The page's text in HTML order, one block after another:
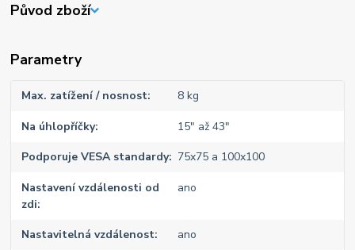
Původ zboží
Parametry
Max. zatížení / nosnost 8 kg
Na úhlopříčky 15" až 43"
Podporuje VESA standardy 75x75 a 100x100
Nastavení vzdálenosti od
zdi
ano
Nastavitelná vzdálenost ano